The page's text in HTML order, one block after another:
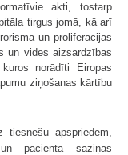
akti, tostarp
tirgus jomā, kā arī
un proliferācijas
un vides aizsardzības
norādīti Eiropas
ziņošanas kārtību
apspriedēm,
pacienta saziņas